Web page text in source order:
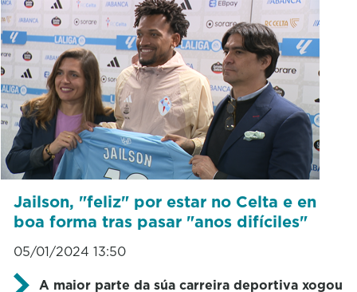
Jailson, "feliz" por estar no Celta e en
boa forma tras pasar "anos difíciles"
05/01/2024 13:50
A maior parte da súa carreira deportiva xogou